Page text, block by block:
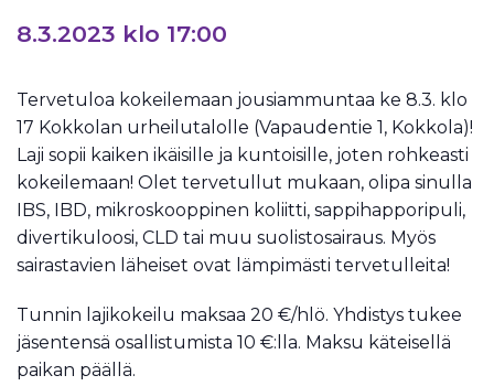
8.3.2023 klo 17:00
Tervetuloa kokeilemaan jousiammuntaa ke 8.3. klo
17 Kokkolan urheilutalolle (Vapaudentie 1, Kokkola)!
Laji sopii kaiken ikäisille ja kuntoisille, joten rohkeasti
kokeilemaan! Olet tervetullut mukaan, olipa sinulla
IBS, IBD, mikroskooppinen koliitti, sappihapporipuli,
divertikuloosi, CLD tai muu suolistosairaus. Myös
sairastavien läheiset ovat lämpimästi tervetulleita!
Tunnin lajikokeilu maksaa 20 €/hlö. Yhdistys tukee
jäsentensä osallistumista 10 €:lla. Maksu käteisellä
paikan päällä.